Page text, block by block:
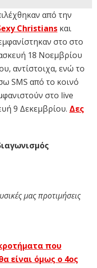
από την
Christians και
στο στο
18 Νοεμβρίου
αντίστοιχα, ενώ το
SMS από το κοινό
στο live
9 Δεκεμβρίου. Δες
μας προτιμήσεις
που
είναι όμως ο 4ος